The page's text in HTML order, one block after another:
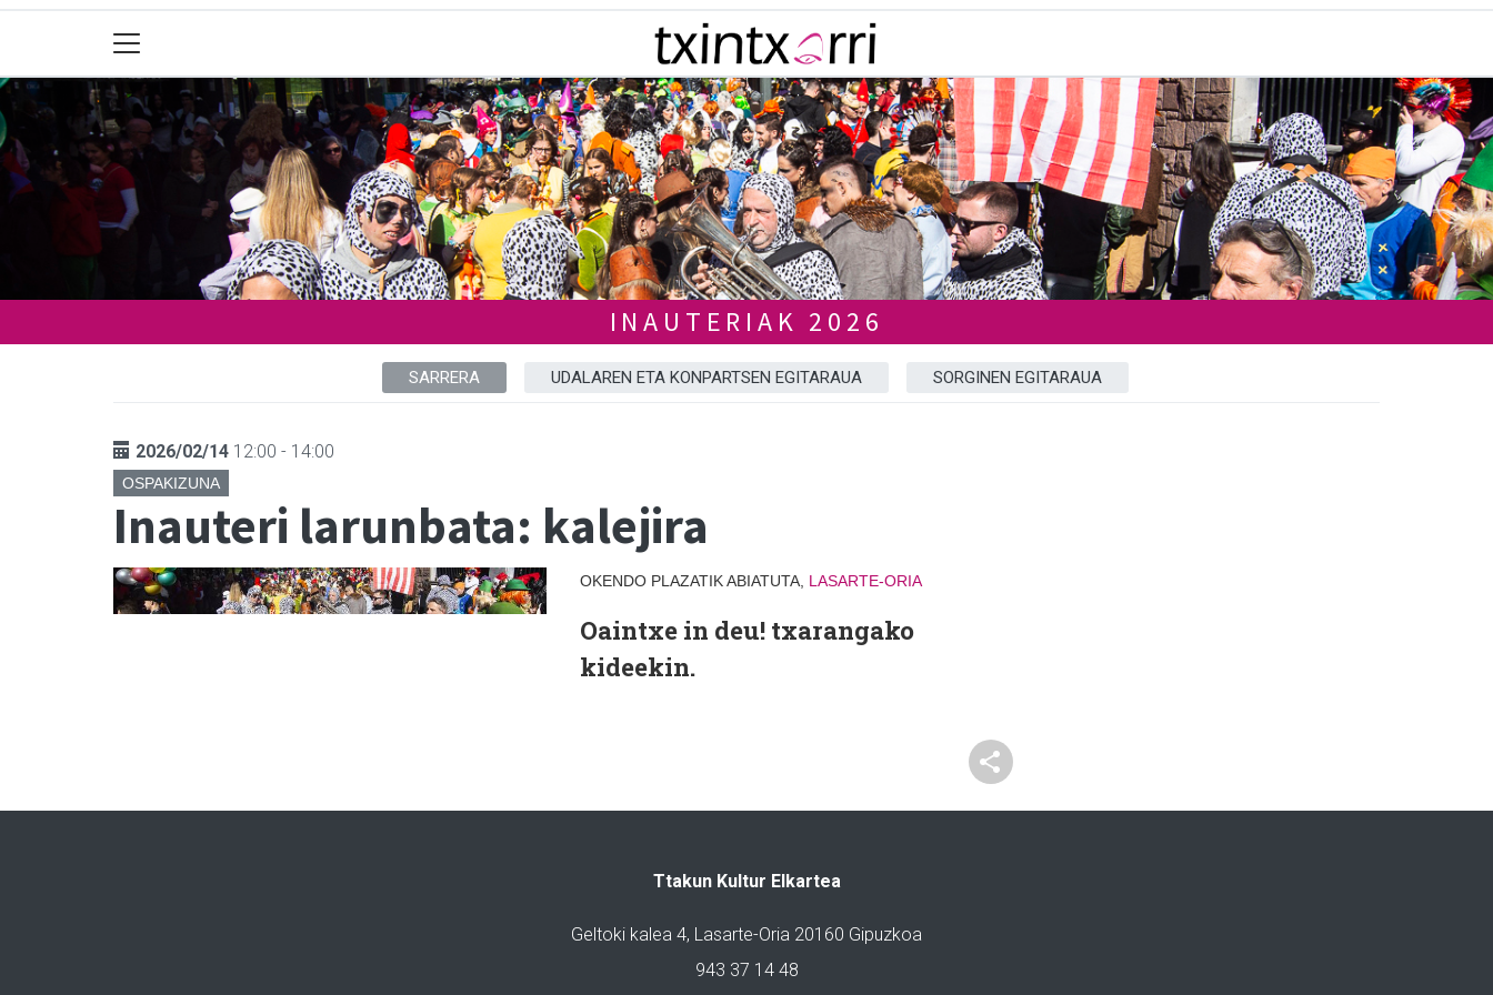
INAUTERIAK 2026
SARRERA UDALAREN ETA KONPARTSEN EGITARAUA SORGINEN EGITARAUA
2026/02/14 12:00 - 14:00
OSPAKIZUNA
Inauteri larunbata: kalejira
OKENDO PLAZATIK ABIATUTA, LASARTE-ORIA
Oaintxe in deu! txarangako
kideekin.
Ttakun Kultur Elkartea
Geltoki kalea 4, Lasarte-Oria 20160 Gipuzkoa
943 37 14 48